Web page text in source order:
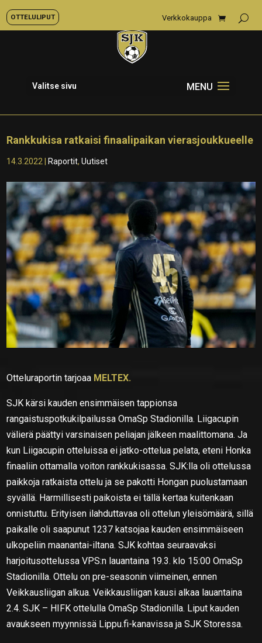
OTTELULIPUT Verkkokauppa
Valitse sivu
Rankkukisa ratkaisi finaalipaikan vierasjoukkueelle
14.3.2022 Raportit,Uutiset
Otteluraportin tarjoaa MELTEX.
SJK kärsi kauden ensimmäisen tappionsa
rangaistuspotkukilpailussa OmaSp Stadionilla. Liigacupin
välierä päättyi varsinaisen peliajan jälkeen maalittomana. Ja
kun Liigacupin otteluissa ei jatko-ottelua pelata, eteni Honka
finaaliin ottamalla voiton rankkukisassa. SJK:lla oli ottelussa
paikkoja ratkaista ottelu ja se pakotti Hongan puolustamaan
syvällä. Harmillisesti paikoista ei tällä kertaa kuitenkaan
onnistuttu. Erityisen ilahduttavaa oli ottelun yleisömäärä, sillä
paikalle oli saapunut 1237 katsojaa kauden ensimmäiseen
ulkopeliin maanantai-iltana. SJK kohtaa seuraavaksi
harjoitusottelussa VPS:n lauantaina 19.3. klo 15:00 OmaSp
Stadionilla. Ottelu on pre-seasonin viimeinen, ennen
Veikkausliigan alkua. Veikkausliigan kausi alkaa lauantaina
2.4. SJK – HIFK ottelulla OmaSp Stadionilla. Liput kauden
avaukseen myynnissä Lippu.fi-kanavissa ja SJK Storessa.